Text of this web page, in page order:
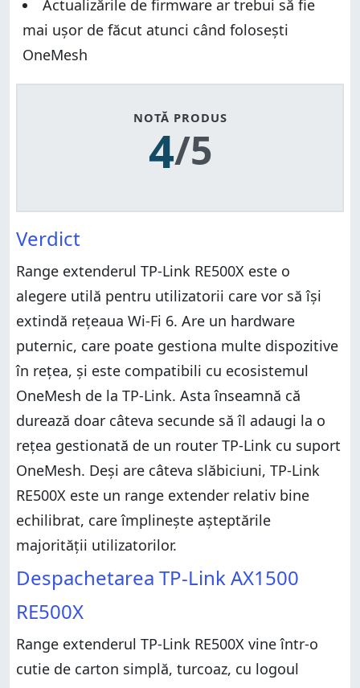
Actualizările de firmware ar trebui să fie
mai ușor de făcut atunci când folosești
OneMesh
NOTĂ PRODUS
4/5
Verdict
Range extenderul TP-Link RE500X este o
alegere utilă pentru utilizatorii care vor să își
extindă rețeaua Wi-Fi 6. Are un hardware
puternic, care poate gestiona multe dispozitive
în rețea, și este compatibili cu ecosistemul
OneMesh de la TP-Link. Asta înseamnă că
durează doar câteva secunde să îl adaugi la o
rețea gestionată de un router TP-Link cu suport
OneMesh. Deși are câteva slăbiciuni, TP-Link
RE500X este un range extender relativ bine
echilibrat, care împlinește așteptările
majorității utilizatorilor.
Despachetarea TP-Link AX1500
RE500X
Range extenderul TP-Link RE500X vine într-o
cutie de carton simplă, turcoaz, cu logoul